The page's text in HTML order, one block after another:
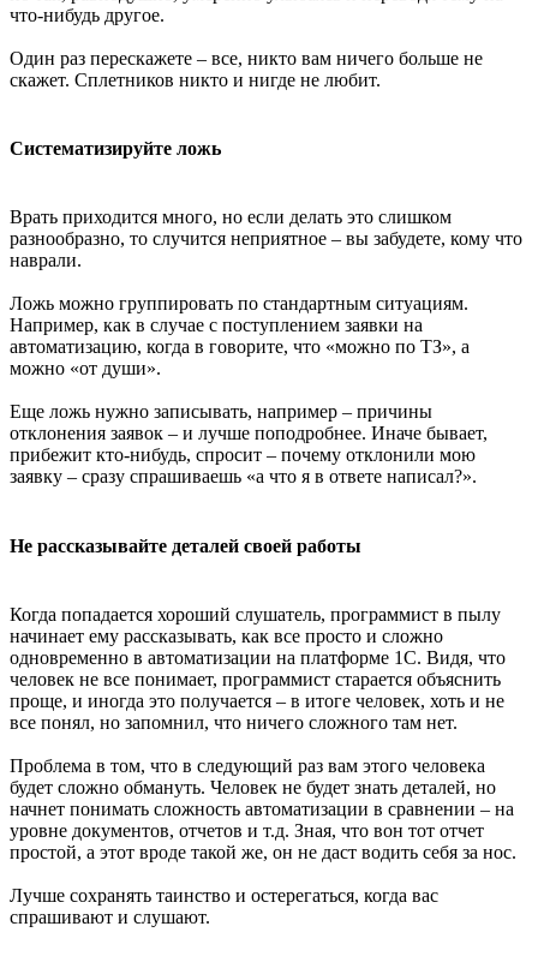
что-нибудь другое.
Один раз перескажете – все, никто вам ничего больше не
скажет. Сплетников никто и нигде не любит.
Систематизируйте ложь
Врать приходится много, но если делать это слишком
разнообразно, то случится неприятное – вы забудете, кому что
наврали.
Ложь можно группировать по стандартным ситуациям.
Например, как в случае с поступлением заявки на
автоматизацию, когда в говорите, что «можно по ТЗ», а
можно «от души».
Еще ложь нужно записывать, например – причины
отклонения заявок – и лучше поподробнее. Иначе бывает,
прибежит кто-нибудь, спросит – почему отклонили мою
заявку – сразу спрашиваешь «а что я в ответе написал?».
Не рассказывайте деталей своей работы
Когда попадается хороший слушатель, программист в пылу
начинает ему рассказывать, как все просто и сложно
одновременно в автоматизации на платформе 1С. Видя, что
человек не все понимает, программист старается объяснить
проще, и иногда это получается – в итоге человек, хоть и не
все понял, но запомнил, что ничего сложного там нет.
Проблема в том, что в следующий раз вам этого человека
будет сложно обмануть. Человек не будет знать деталей, но
начнет понимать сложность автоматизации в сравнении – на
уровне документов, отчетов и т.д. Зная, что вон тот отчет
простой, а этот вроде такой же, он не даст водить себя за нос.
Лучше сохранять таинство и остерегаться, когда вас
спрашивают и слушают.